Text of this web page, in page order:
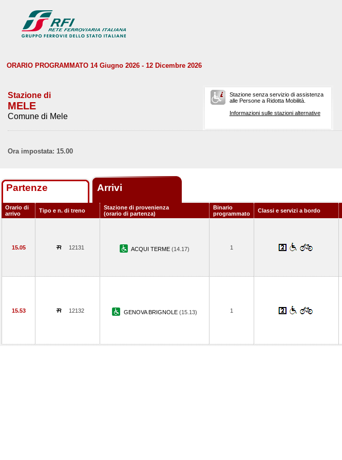
ORARIO PROGRAMMATO 14 Giugno 2026 - 12 Dicembre 2026
Stazione di
MELE
Comune di Mele
Stazione senza servizio di assistenza
alle Persone a Ridotta Mobilità.
Informazioni sulle stazioni alternative
Ora impostata: 15.00
Partenze Arrivi
Orario di
arrivo
Tipo e n. di treno
Stazione di provenienza
(orario di partenza)
Binario
programmato
Classi e servizi a bordo
15.05 12131 ACQUI TERME (14.17) 1
15.53 12132 GENOVA BRIGNOLE (15.13) 1